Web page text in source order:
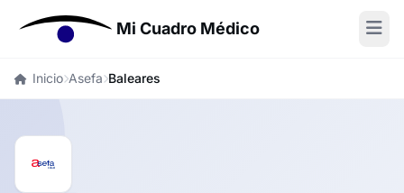
Mi Cuadro Médico
Inicio Asefa Baleares